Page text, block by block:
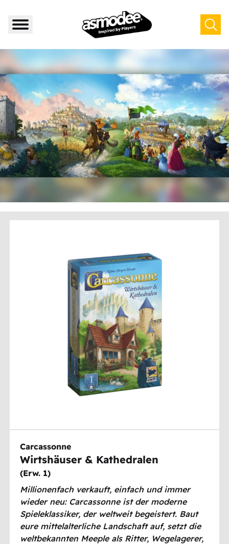
Carcassonne
Wirtshäuser & Kathedralen
(Erw. 1)
Millionenfach verkauft, einfach und immer
wieder neu: Carcassonne ist der moderne
Spieleklassiker, der weltweit begeistert. Baut
eure mittelalterliche Landschaft auf, setzt die
weltbekannten Meeple als Ritter, Wegelagerer,